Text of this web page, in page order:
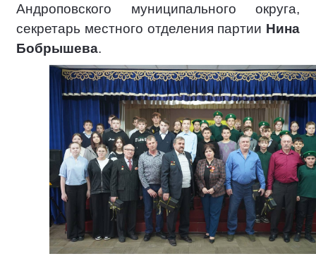
Андроповского муниципального округа,
секретарь местного отделения партии Нина
Бобрышева.